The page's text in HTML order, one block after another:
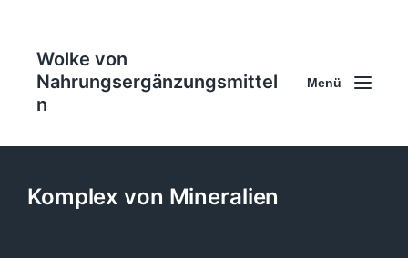
Wolke von
Nahrungsergänzungsmittel
n
Menü
Komplex von Mineralien